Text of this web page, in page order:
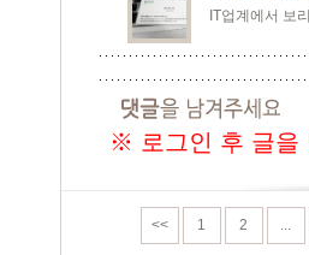
IT업계에서 보
※ 로그인 후 글을
<< 1 2 ...